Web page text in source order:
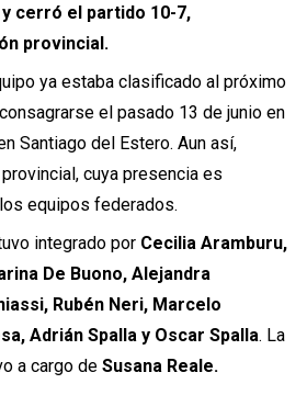
cerró el partido 10-7,
provincial.
ya estaba clasificado al próximo
el pasado 13 de junio en
Santiago del Estero. Aun así,
cuya presencia es
equipos federados.
integrado por Cecilia Aramburu,
De Buono, Alejandra
Rubén Neri, Marcelo
Adrián Spalla y Oscar Spalla. La
a cargo de Susana Reale.